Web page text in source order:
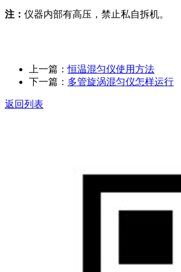
注： 仪器内部有高压，禁止私自拆机。
上一篇：恒温混匀仪使用方法
下一篇： 多管旋涡混匀仪怎样运行
返回列表